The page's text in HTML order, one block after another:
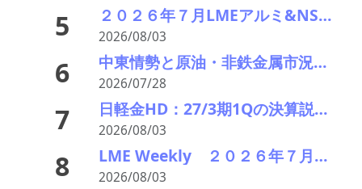
5 ２０２６年７月LMEアルミ&NSP相場推移 持ち直し、需給逼迫感が再浮上 在庫減少で回復基調
2026/08/03
6 中東情勢と原油・非鉄金属市況の行方――エモリファンドマネジメントの江守哲氏に聞く
2026/07/28
7 日軽金HD：27/3期1Qの決算説明会を開催、神戸製鋼との事業統合についてもコメント
2026/08/03
8 LME Weekly ２０２６年７月２７日－３１日 銅が高値圏維持 供給逼迫と在庫減少で買い優勢
2026/08/03